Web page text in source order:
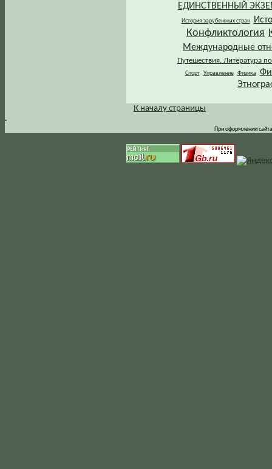
ЕДИНСТВЕННЫЙ
История зарубежных стран
Конфликтология
Международные
Путешествия. Литература
Спорт Управление Физика
.
К началу страницы
При оформлении